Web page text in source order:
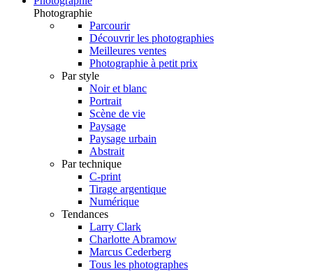
Photographie
Parcourir
Découvrir les photographies
Meilleures ventes
Photographie à petit prix
Par style
Noir et blanc
Portrait
Scène de vie
Paysage
Paysage urbain
Abstrait
Par technique
C-print
Tirage argentique
Numérique
Tendances
Larry Clark
Charlotte Abramow
Marcus Cederberg
Tous les photographes